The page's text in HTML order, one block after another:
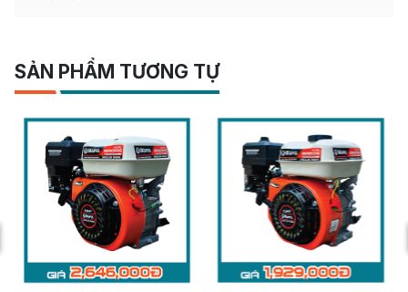
SẢN PHẨM TƯƠNG TỰ